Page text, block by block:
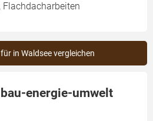
in Waldsee vergleichen
energie-umwelt